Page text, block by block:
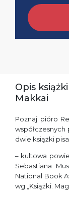
Opis
Makkai
Poznaj pióro
dwie książki
– kultowa
Sebastiana
National Book
wg „Książki.